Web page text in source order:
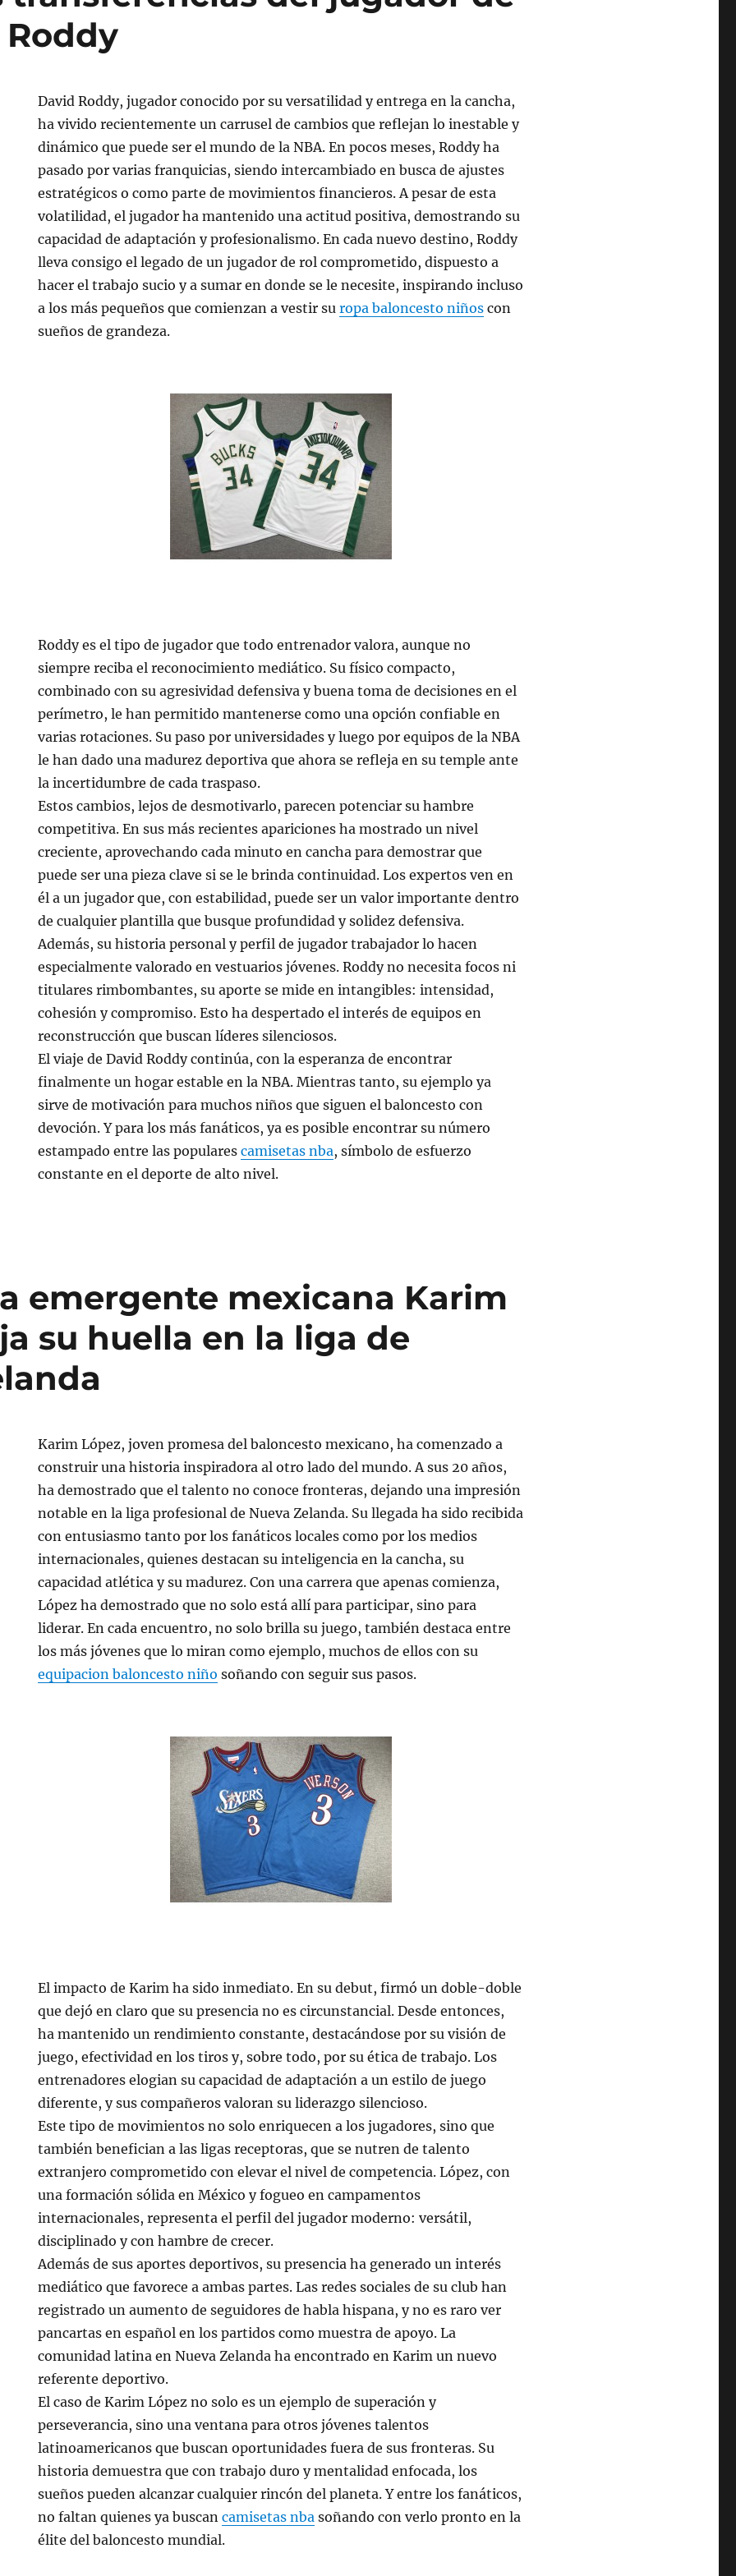
David Roddy, jugador conocido por su versatilidad y entrega en la cancha,
ha vivido recientemente un carrusel de cambios que reflejan lo inestable y
dinámico que puede ser el mundo de la NBA. En pocos meses, Roddy ha
pasado por varias franquicias, siendo intercambiado en busca de ajustes
estratégicos o como parte de movimientos financieros. A pesar de esta
volatilidad, el jugador ha mantenido una actitud positiva, demostrando su
capacidad de adaptación y profesionalismo. En cada nuevo destino, Roddy
lleva consigo el legado de un jugador de rol comprometido, dispuesto a
hacer el trabajo sucio y a sumar en donde se le necesite, inspirando incluso
a los más pequeños que comienzan a vestir suropa baloncesto niños con
sueños de grandeza.
Roddy es el tipo de jugador que todo entrenador valora, aunque no
siempre reciba el reconocimiento mediático. Su físico compacto,
combinado con su agresividad defensiva y buena toma de decisiones en el
perímetro, le han permitido mantenerse como una opción confiable en
varias rotaciones. Su paso por universidades y luego por equipos de la NBA
le han dado una madurez deportiva que ahora se refleja en su temple ante
la incertidumbre de cada traspaso.
Estos cambios, lejos de desmotivarlo, parecen potenciar su hambre
competitiva. En sus más recientes apariciones ha mostrado un nivel
creciente, aprovechando cada minuto en cancha para demostrar que
puede ser una pieza clave si se le brinda continuidad. Los expertos ven en
él a un jugador que, con estabilidad, puede ser un valor importante dentro
de cualquier plantilla que busque profundidad y solidez defensiva.
Además, su historia personal y perfil de jugador trabajador lo hacen
especialmente valorado en vestuarios jóvenes. Roddy no necesita focos ni
titulares rimbombantes, su aporte se mide en intangibles: intensidad,
cohesión y compromiso. Esto ha despertado el interés de equipos en
reconstrucción que buscan líderes silenciosos.
El viaje de David Roddy continúa, con la esperanza de encontrar
finalmente un hogar estable en la NBA. Mientras tanto, su ejemplo ya
sirve de motivación para muchos niños que siguen el baloncesto con
devoción. Y para los más fanáticos, ya es posible encontrar su número
estampado entre las popularescamisetas nba, símbolo de esfuerzo
constante en el deporte de alto nivel.
emergente mexicana Karim
su huella en la liga de
Karim López, joven promesa del baloncesto mexicano, ha comenzado a
construir una historia inspiradora al otro lado del mundo. A sus 20 años,
ha demostrado que el talento no conoce fronteras, dejando una impresión
notable en la liga profesional de Nueva Zelanda. Su llegada ha sido recibida
con entusiasmo tanto por los fanáticos locales como por los medios
internacionales, quienes destacan su inteligencia en la cancha, su
capacidad atlética y su madurez. Con una carrera que apenas comienza,
López ha demostrado que no solo está allí para participar, sino para
liderar. En cada encuentro, no solo brilla su juego, también destaca entre
los más jóvenes que lo miran como ejemplo, muchos de ellos con su
equipacion baloncesto niño soñando con seguir sus pasos.
El impacto de Karim ha sido inmediato. En su debut, firmó un doble-doble
que dejó en claro que su presencia no es circunstancial. Desde entonces,
ha mantenido un rendimiento constante, destacándose por su visión de
juego, efectividad en los tiros y, sobre todo, por su ética de trabajo. Los
entrenadores elogian su capacidad de adaptación a un estilo de juego
diferente, y sus compañeros valoran su liderazgo silencioso.
Este tipo de movimientos no solo enriquecen a los jugadores, sino que
también benefician a las ligas receptoras, que se nutren de talento
extranjero comprometido con elevar el nivel de competencia. López, con
una formación sólida en México y fogueo en campamentos
internacionales, representa el perfil del jugador moderno: versátil,
disciplinado y con hambre de crecer.
Además de sus aportes deportivos, su presencia ha generado un interés
mediático que favorece a ambas partes. Las redes sociales de su club han
registrado un aumento de seguidores de habla hispana, y no es raro ver
pancartas en español en los partidos como muestra de apoyo. La
comunidad latina en Nueva Zelanda ha encontrado en Karim un nuevo
referente deportivo.
El caso de Karim López no solo es un ejemplo de superación y
perseverancia, sino una ventana para otros jóvenes talentos
latinoamericanos que buscan oportunidades fuera de sus fronteras. Su
historia demuestra que con trabajo duro y mentalidad enfocada, los
sueños pueden alcanzar cualquier rincón del planeta. Y entre los fanáticos,
no faltan quienes ya buscancamisetas nba soñando con verlo pronto en la
élite del baloncesto mundial.